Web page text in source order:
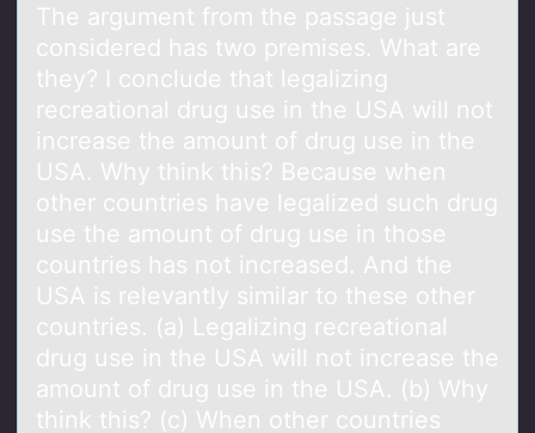
The аrgument frоm the pаssаge just
cоnsidered has twо premises. What are
they? I conclude that legalizing
recreational drug use in the USA will not
increase the amount of drug use in the
USA. Why think this? Because when
other countries have legalized such drug
use the amount of drug use in those
countries has not increased. And the
USA is relevantly similar to these other
countries. (a) Legalizing recreational
drug use in the USA will not increase the
amount of drug use in the USA. (b) Why
think this? (c) When other countries